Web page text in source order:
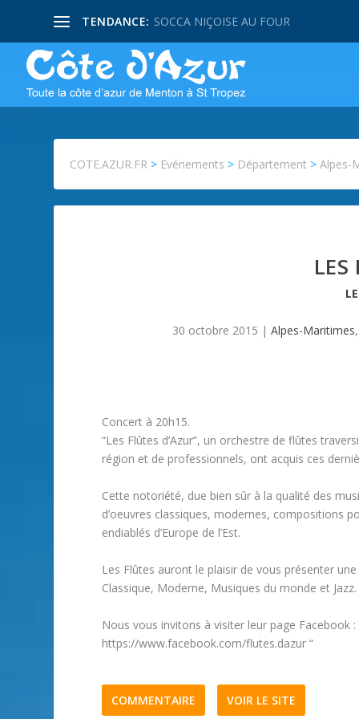
TENDANCE: SOCCA NIÇOISE AU FOUR
COTE.AZUR.FR > Evénements > Département >Alpes-
LES
30 octobre 2015 | Alpes-Maritimes
Concert à 20h15.
“Les Flûtes d’Azur”, un orchestre de flûtes
région et de professionnels, ont acquis ces
Cette notoriété, due bien sûr à la qualité des
d’oeuvres classiques, modernes, compositions
endiablés d’Europe de l’Est.
Les Flûtes auront le plaisir de vous présenter
Classique, Moderne, Musiques du monde et Jazz.
Nous vous invitons à visiter leur page Facebook :
https://www.facebook.com/flutes.dazur “
COMMENTAIRE VOIR LE SITE